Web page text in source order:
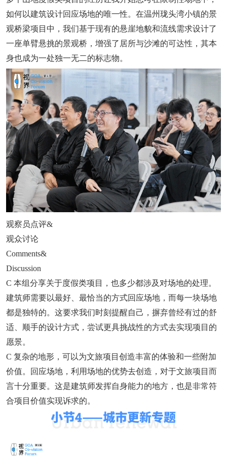
如何以建筑设计回应场地的唯一性。在温州珑头湾小镇的景
观桥梁项目中，我们基于现有的悬崖地貌和流线需求设计了
一座单臂悬挑的景观桥，增强了居所与沙滩的可达性，其本
身也成为一处独一无二的标志物。
观察员点评&
观众讨论
Comments&
Discussion
C 本组分享关于度假类项目，也多少都涉及对场地的处理。
建筑师需要以最好、最恰当的方式回应场地，而每一块场地
都是独特的。这要求我们时刻提醒自己，摒弃曾经有过的舒
适、顺手的设计方式，尝试更具挑战性的方式去实现项目的
愿景。
C 复杂的地形，可以为文旅项目创造丰富的体验和一些附加
价值。回应场地，利用场地的优势去创造，对于文旅项目而
言十分重要。这是建筑师发挥自身能力的地方，也是非常符
合项目价值实现诉求的。